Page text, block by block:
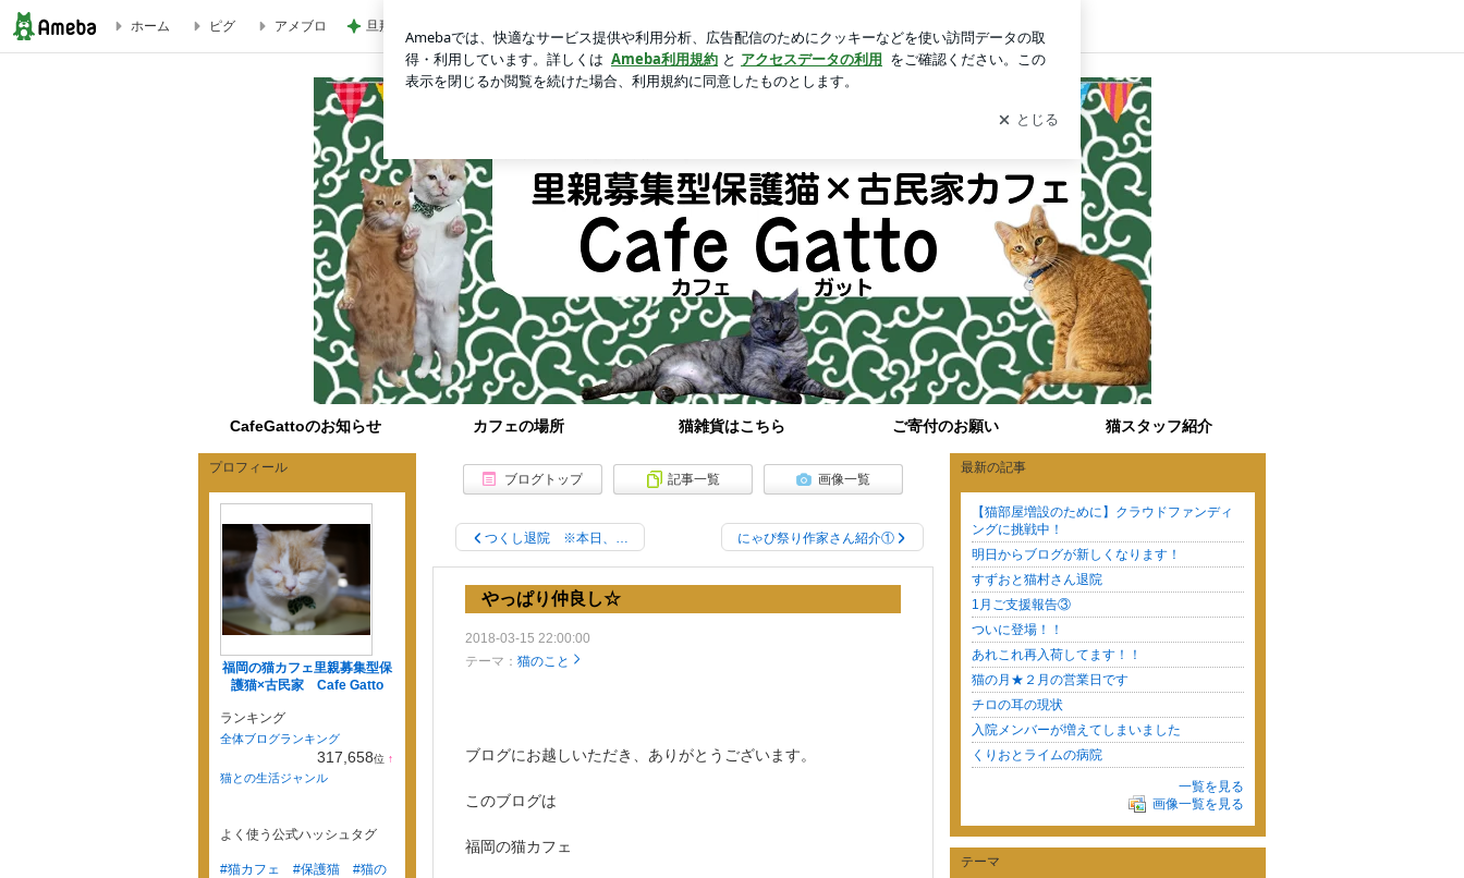
やっぱり仲良し☆ | 福岡の猫カフェ 里親募集型保護猫×古民家Cafe Gatto
ホーム ピグ アメブロ 旦那が直すと言ったトイレの結末
ブログトップ 記事一覧 画像一覧
つくし退院 ※本日、… にゃぴ祭り作家さん紹介①
やっぱり仲良し☆
2018-03-15 22:00:00
テーマ： 猫のこと
ブログにお越しいただき、ありがとうございます。
このブログは
福岡の猫カフェ
最新の記事
【猫部屋増設のために】クラウドファンディ
ングに挑戦中！
明日からブログが新しくなります！
すずおと猫村さん退院
1月ご支援報告③
ついに登場！！
あれこれ再入荷してます！！
猫の月★２月の営業日です
チロの耳の現状
入院メンバーが増えてしまいました
くりおとライムの病院
一覧を見る
画像一覧を見る
テーマ
プロフィール
福岡の猫カフェ里親募集型保
護猫×古民家 Cafe Gatto
ランキング
全体ブログランキング
317,658位 ↑
猫との生活ジャンル
よく使う公式ハッシュタグ
#猫カフェ #保護猫
#猫の
CafeGattoのお知らせ カフェの場所 猫雑貨はこちら ご寄付のお願い 猫スタッフ紹介